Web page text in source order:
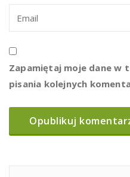
Zapamiętaj moje dane w
pisania kolejnych